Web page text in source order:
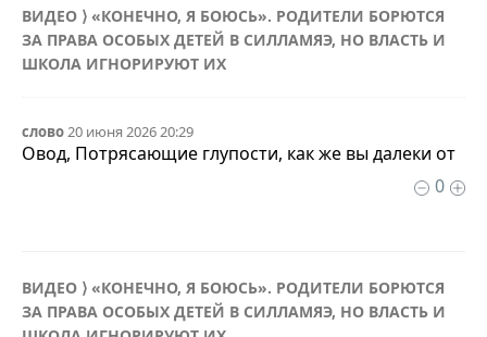
ВИДЕО ⟩ «КОНЕЧНО, Я БОЮСЬ». РОДИТЕЛИ БОРЮТСЯ
ЗА ПРАВА ОСОБЫХ ДЕТЕЙ В СИЛЛАМЯЭ, НО ВЛАСТЬ И
ШКОЛА ИГНОРИРУЮТ ИХ
слово20 июня 2026 20:29
Овод, Потрясающие глупости, как же вы далеки от
0
ВИДЕО ⟩ «КОНЕЧНО, Я БОЮСЬ». РОДИТЕЛИ БОРЮТСЯ
ЗА ПРАВА ОСОБЫХ ДЕТЕЙ В СИЛЛАМЯЭ, НО ВЛАСТЬ И